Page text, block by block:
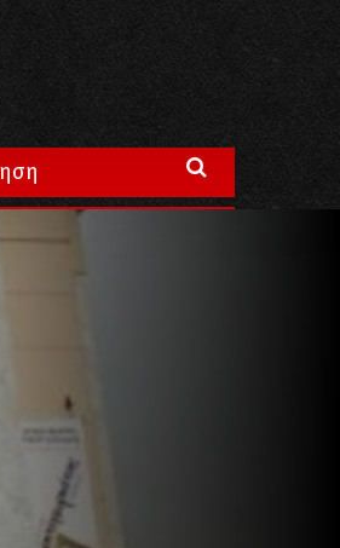
γνώση και σεβασμό